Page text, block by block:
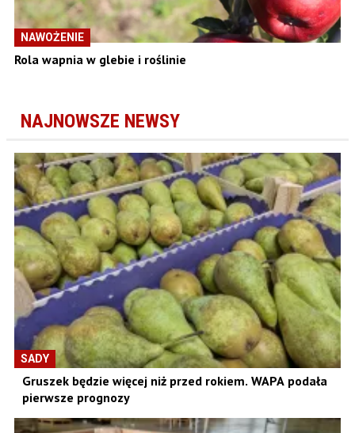
NAWOŻENIE
Rola wapnia w glebie i roślinie
NAJNOWSZE NEWSY
SADY
Gruszek będzie więcej niż przed rokiem. WAPA podała
pierwsze prognozy